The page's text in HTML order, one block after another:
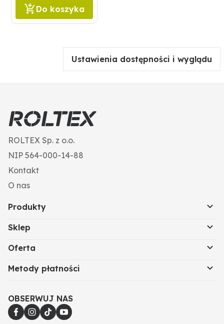
Do koszyka
Ustawienia dostępności i wyglądu
ROLTEX Sp. z o.o.
NIP 564-000-14-88
Kontakt
O nas
Produkty
Sklep
Oferta
Metody płatności
OBSERWUJ NAS